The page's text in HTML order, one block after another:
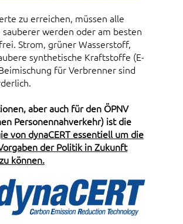
zu erreichen, müssen alle
sauberer werden oder am besten
Strom, grüner Wasserstoff,
synthetische Kraftstoffe (E-
für Verbrenner sind
aber auch für den ÖPNV
Personennahverkehr) ist die
von dynaCERT essentiell um die
der Politik in Zukunft
können.